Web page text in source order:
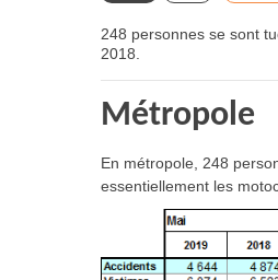
248 personnes se sont
2018.
Métropole
En métropole, 248
essentiellement les